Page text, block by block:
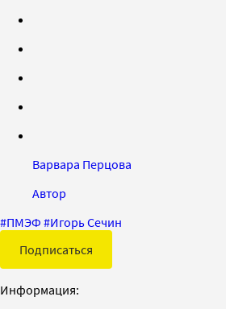
Варвара Перцова
Автор
#ПМЭФ #Игорь Сечин
Подписаться
Информация: